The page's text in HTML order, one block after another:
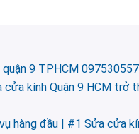
9 TPHCM
cửa kính Quận 9 HCM trở
hàng đầu | #1 Sửa cửa